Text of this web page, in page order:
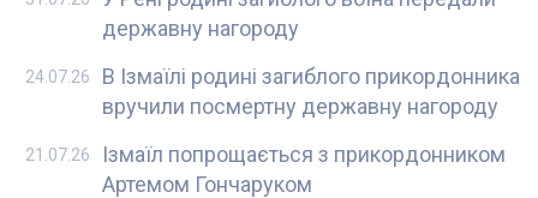
державну нагороду
В Ізмаїлі родині загиблого прикордонника
вручили посмертну державну нагороду
24.07.26
Ізмаїл попрощається з прикордонником
Артемом Гончаруком
21.07.26